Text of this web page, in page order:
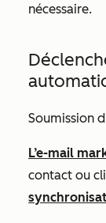
nécessaire.
Soumission
L’e-mail
contact ou